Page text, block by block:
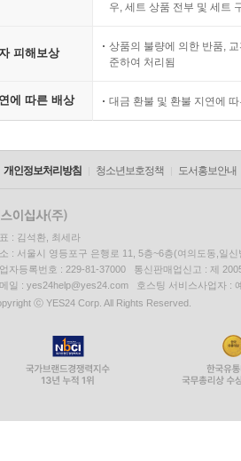
우, 세트 상품 전부 및 세트
피해보상
상품의 불량에 의한 반품,
준하여 처리됨
에 따른 배상 대금 환불 및 환불 지연에
개인정보처리방침 청소년보호정책 도서홍보안내
: 김석환, 최세라
: 서울시 영등포구 은행로 11, 5층~6층(여의도동,일신
자등록번호 : 229-81-37000 통신판매업신고 : 제
일 : yes24help@yes24.com 호스팅 서비스사업자 :
ⓒ YES24 Corp. All Rights Reserved.